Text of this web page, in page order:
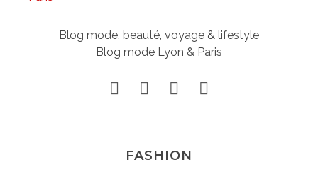
Blog mode, beauté, voyage & lifestyle
Blog mode Lyon & Paris
FASHION